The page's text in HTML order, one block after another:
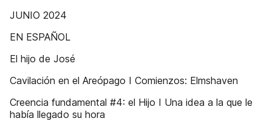
JUNIO 2024
EN ESPAÑOL
El hijo de José
Cavilación en el Areópago I Comienzos: Elmshaven
Creencia fundamental #4: el Hijo I Una idea a la que le
había llegado su hora